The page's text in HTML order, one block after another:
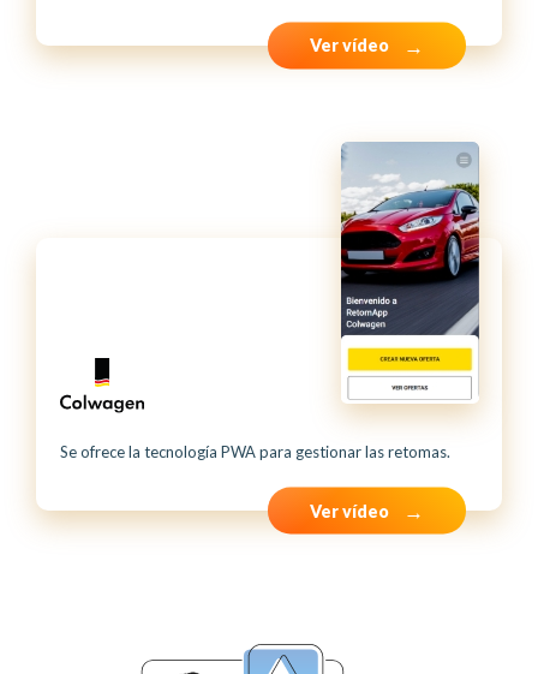
Ver vídeo
Se ofrece la tecnología PWA para gestionar las retomas.
Ver vídeo